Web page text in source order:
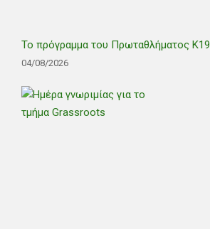
Το πρόγραμμα του Πρωταθλήματος Κ19
04/08/2026